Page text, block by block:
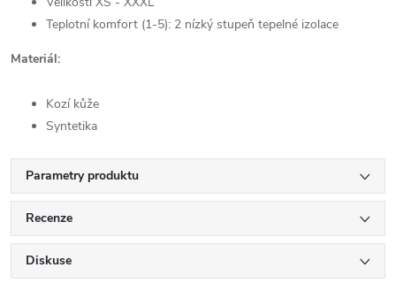
Teplotní komfort (1-5): 2 nízký stupeň tepelné izolace
Materiál:
Kozí kůže
Syntetika
Parametry produktu
Recenze
Diskuse